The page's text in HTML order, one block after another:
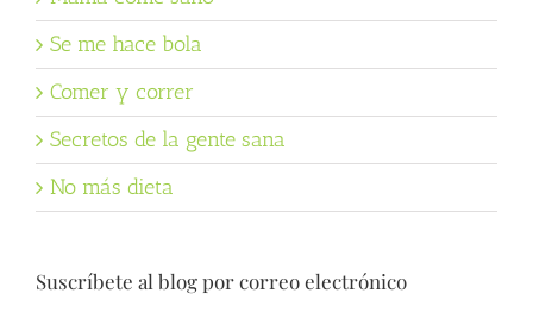
Se me hace bola
Comer y correr
Secretos de la gente sana
No más dieta
Suscríbete al blog por correo electrónico